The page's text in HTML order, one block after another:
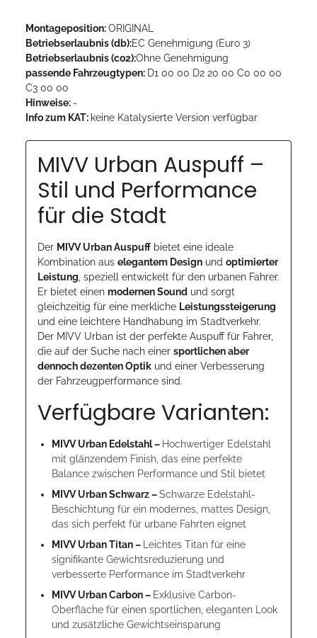
Montageposition:ORIGINAL
Betriebserlaubnis (db):EC Genehmigung (Euro 3)
Betriebserlaubnis (co2):Ohne Genehmigung
passende Fahrzeugtypen: D1 00 00 D2 20 00 C0 00 00
C3 00 00
Hinweise: -
Info zum KAT: keine Katalysierte Version verfügbar
MIVV Urban Auspuff –
Stil und Performance
für die Stadt
Der MIVV Urban Auspuff bietet eine ideale
Kombination aus elegantem Design und optimierter
Leistung , speziell entwickelt für den urbanen Fahrer.
Er bietet einen modernen Sound und sorgt
gleichzeitig für eine merkliche Leistungssteigerung
und eine leichtere Handhabung im Stadtverkehr.
Der MIVV Urban ist der perfekte Auspuff für Fahrer,
die auf der Suche nach einer sportlichen aber
dennoch dezenten Optik und einer Verbesserung
der Fahrzeugperformance sind.
Verfügbare Varianten:
MIVV Urban Edelstahl – Hochwertiger Edelstahl
mit glänzendem Finish, das eine perfekte
Balance zwischen Performance und Stil bietet
MIVV Urban Schwarz –Schwarze Edelstahl-
Beschichtung für ein modernes, mattes Design,
das sich perfekt für urbane Fahrten eignet
MIVV Urban Titan –
Leichtes Titan für eine
signifikante Gewichtsreduzierung und
verbesserte Performance im Stadtverkehr
MIVV Urban Carbon – Exklusive Carbon-
Oberfläche für einen sportlichen, eleganten Look
und zusätzliche Gewichtseinsparung